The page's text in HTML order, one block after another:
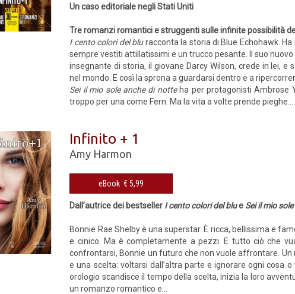
Un caso editoriale negli Stati Uniti
Tre romanzi romantici e struggenti sulle infinite possibilità
I cento colori del bluracconta la storia di Blue Echohawk.
sempre vestiti attillatissimi e un trucco pesante. Il suo nuovo
insegnante di storia, il giovane Darcy Wilson, crede in lei,
nel mondo. E così la sprona a guardarsi dentro e a
Sei il mio sole anche di notteha per protagonisti Ambrose
troppo per una come Fern. Ma la vita a volte prende pieghe...
Infinito + 1
Amy Harmon
eBook € 5,99
Dall’autrice dei bestseller I cento colori del blue Sei il mio
Bonnie Rae Shelby è una superstar. È ricca, bellissima e
e cinico. Ma è completamente a pezzi. E tutto ciò che
confrontarsi, Bonnie un futuro che non vuole affrontare.
e una scelta: voltarsi dall’altra parte e ignorare ogni cosa
orologio scandisce il tempo della scelta, inizia la loro
un romanzo romantico e...